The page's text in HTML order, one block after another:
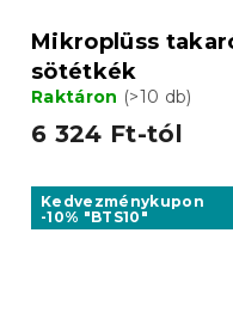
Mikroplüss
sötétkék
Raktáron (>10 db)
6 324 Ft-tól
Kedvezménykupon
-10% "BTS10"